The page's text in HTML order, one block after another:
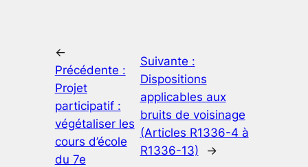
←
Précédente :
Projet
participatif :
végétaliser les
cours d’école
du 7e
Suivante :
Dispositions
applicables aux
bruits de voisinage
(Articles R1336-4 à
R1336-13)
→